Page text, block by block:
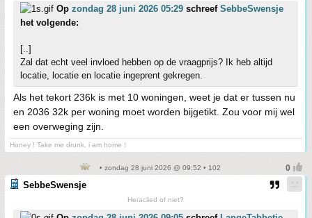
Op zondag 28 juni 2026 05:29 schreef SebbeSwensje
het volgende:
[..]
Zal dat echt veel invloed hebben op de vraagprijs? Ik heb altijd
locatie, locatie en locatie ingeprent gekregen.
Als het tekort 236k is met 10 woningen, weet je dat er tussen nu
en 2036 32k per woning moet worden bijgetikt. Zou voor mij wel
een overweging zijn.
Honey ! Take me drunk, i am home !
• zondag 28 juni 2026 @ 09:52 • 102
SebbeSwensje
Heraclied of niet?